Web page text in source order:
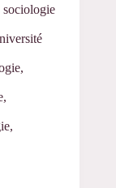
sociologie